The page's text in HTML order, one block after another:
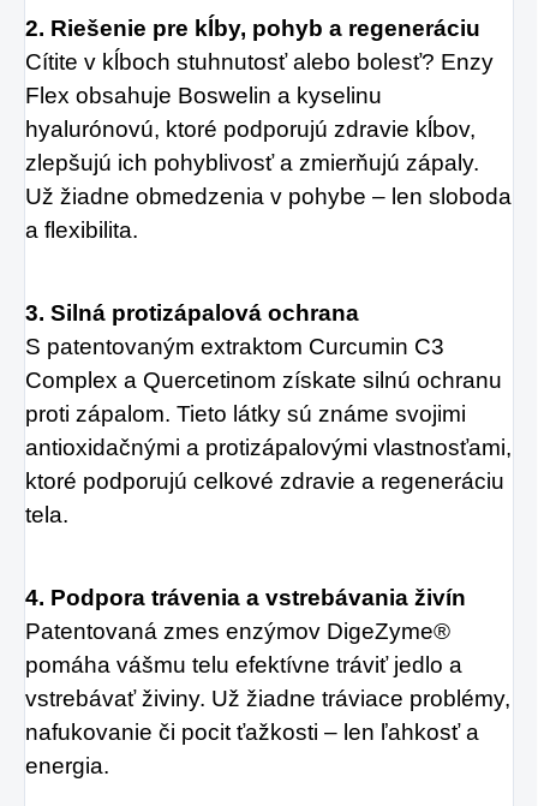
2. Riešenie pre kĺby, pohyb a regeneráciu
Cítite v kĺboch stuhnutosť alebo bolesť? Enzy
Flex obsahuje Boswelin a kyselinu
hyalurónovú, ktoré podporujú zdravie kĺbov,
zlepšujú ich pohyblivosť a zmierňujú zápaly.
Už žiadne obmedzenia v pohybe – len sloboda
a flexibilita.
3. Silná protizápalová ochrana
S patentovaným extraktom Curcumin C3
Complex a Quercetinom získate silnú ochranu
proti zápalom. Tieto látky sú známe svojimi
antioxidačnými a protizápalovými vlastnosťami,
ktoré podporujú celkové zdravie a regeneráciu
tela.
4. Podpora trávenia a vstrebávania živín
Patentovaná zmes enzýmov DigeZyme®
pomáha vášmu telu efektívne tráviť jedlo a
vstrebávať živiny. Už žiadne tráviace problémy,
nafukovanie či pocit ťažkosti – len ľahkosť a
energia.